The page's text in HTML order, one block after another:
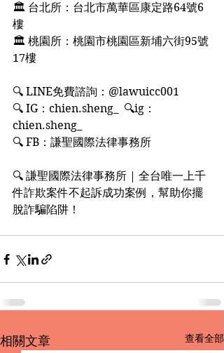
🏛 台北所：台北市萬華區康定路64號6
樓
🏛 桃園所：桃園市桃園區新埔六街95號
17樓
🔍 LINE免費諮詢：@lawuicc001
🔍 IG：chien.sheng_  🔍ig：
chien.sheng_
🔍 FB：謙聖國際法律事務所
🔍 謙聖國際法律事務所 | 全台唯一上千
件詐欺案件不起訴成功案例，幫助你擺
脫詐騙陷阱！
相關文章 查看全部